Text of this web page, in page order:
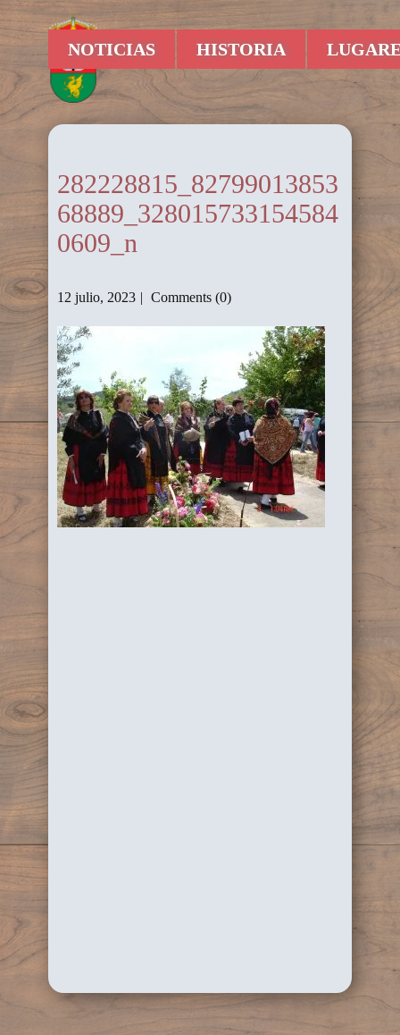
NOTICIAS HISTORIA
282228815_82799013853
68889_328015733154584
0609_n
12 julio, 2023 Comments (0)